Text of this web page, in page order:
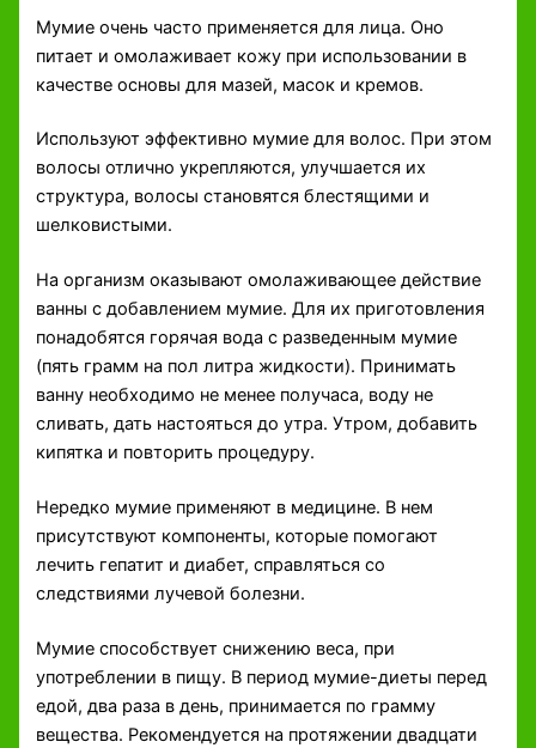
Мумие очень часто применяется для лица. Оно
питает и омолаживает кожу при использовании в
качестве основы для мазей, масок и кремов.
Используют эффективно мумие для волос. При этом
волосы отлично укрепляются, улучшается их
структура, волосы становятся блестящими и
шелковистыми.
На организм оказывают омолаживающее действие
ванны с добавлением мумие. Для их приготовления
понадобятся горячая вода с разведенным мумие
(пять грамм на пол литра жидкости). Принимать
ванну необходимо не менее получаса, воду не
сливать, дать настояться до утра. Утром, добавить
кипятка и повторить процедуру.
Нередко мумие применяют в медицине. В нем
присутствуют компоненты, которые помогают
лечить гепатит и диабет, справляться со
следствиями лучевой болезни.
Мумие способствует снижению веса, при
употреблении в пищу. В период мумие-диеты перед
едой, два раза в день, принимается по грамму
вещества. Рекомендуется на протяжении двадцати